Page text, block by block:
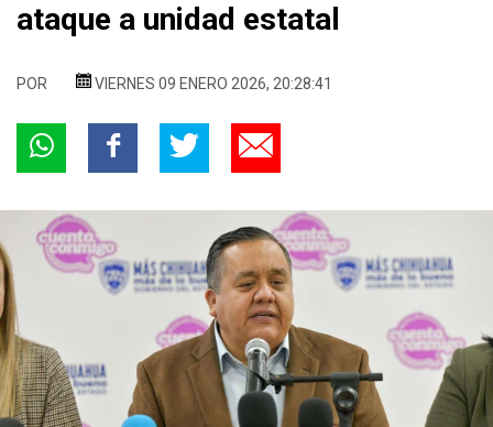
ataque a unidad estatal
POR VIERNES 09 ENERO 2026, 20:28:41